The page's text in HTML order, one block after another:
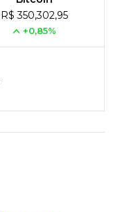
R$ 350,302,95
+0,85%